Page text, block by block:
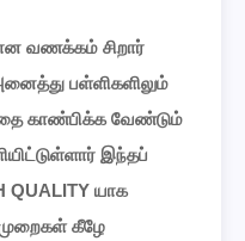
வணக்கம் சிறார்
பள்ளிகளிலும்
காண்பிக்க வேண்டும்
இந்தப்
QUALITY யாக
கீழே